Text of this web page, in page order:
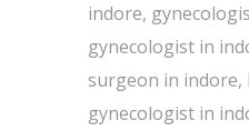
indore,
gynecologist in
surgeon in indore,
gynecologist in